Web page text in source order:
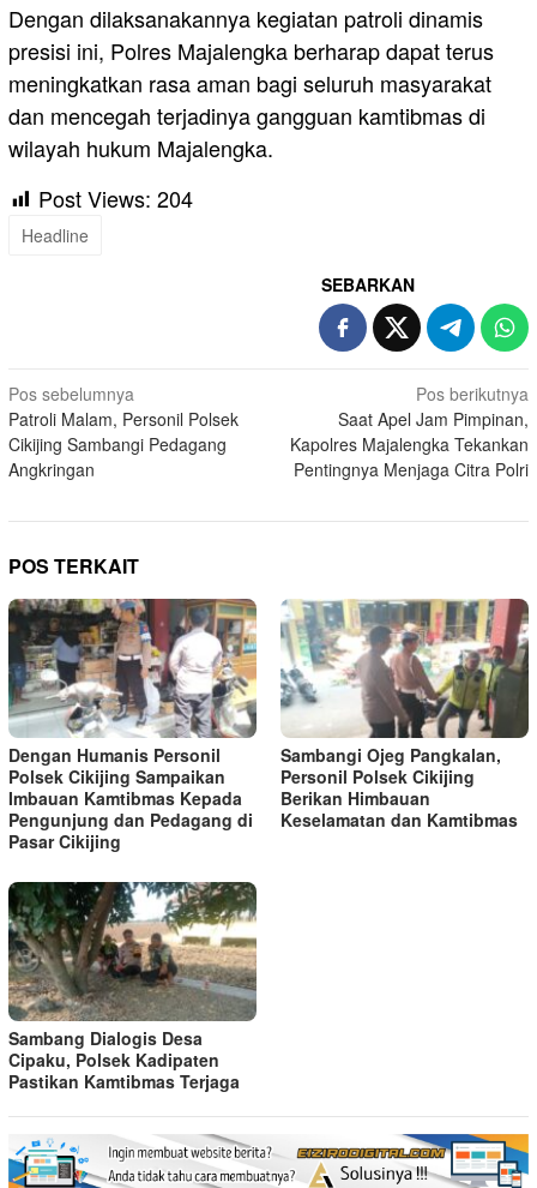
Dengan dilaksanakannya kegiatan patroli dinamis
presisi ini, Polres Majalengka berharap dapat terus
meningkatkan rasa aman bagi seluruh masyarakat
dan mencegah terjadinya gangguan kamtibmas di
wilayah hukum Majalengka.
Post Views: 204
Headline
SEBARKAN
Navigasi
pos
Pos sebelumnya
Patroli Malam, Personil Polsek
Cikijing Sambangi Pedagang
Angkringan
Pos berikutnya
Saat Apel Jam Pimpinan,
Kapolres Majalengka Tekankan
Pentingnya Menjaga Citra Polri
POS TERKAIT
Dengan Humanis Personil
Polsek Cikijing Sampaikan
Imbauan Kamtibmas Kepada
Pengunjung dan Pedagang di
Pasar Cikijing
Sambangi Ojeg Pangkalan,
Personil Polsek Cikijing
Berikan Himbauan
Keselamatan dan Kamtibmas
Sambang Dialogis Desa
Cipaku, Polsek Kadipaten
Pastikan Kamtibmas Terjaga